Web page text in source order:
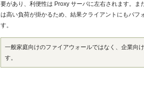
要があり、利便性は Proxy サーバに左右されます。ま
は高い負荷が掛かるため、結果クライアントにもパフ
す。
一般家庭向けのファイアウォールではなく、企業向
す。